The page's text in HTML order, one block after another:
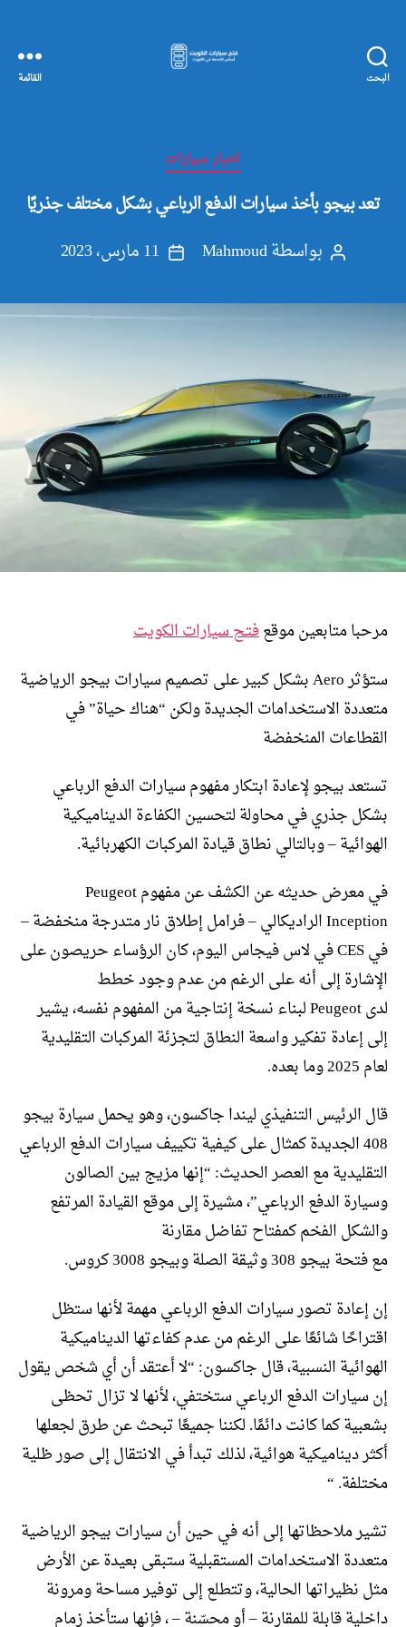
البحث
الكويت
القائمة
التصنيفات
اخبار سيارات
تعد بيجو بأخذ سيارات الدفع الرباعي بشكل مختلف جذريًا
كاتببواسطةMahmoud
تاريخ
11 مارس، 2023
مرحبا متابعين موقعفتح سيارات الكويت
ستؤثر Aero بشكل كبير على تصميم سيارات بيجو الرياضية
متعددة الاستخدامات الجديدة ولكن “هناك حياة” في
القطاعات المنخفضة
تستعد بيجو لإعادة ابتكار مفهوم سيارات الدفع الرباعي
بشكل جذري في محاولة لتحسين الكفاءة الديناميكية
الهوائية – وبالتالي نطاق قيادة المركبات الكهربائية.
في معرض حديثه عن الكشف عن مفهوم Peugeot
Inception الراديكالي – فرامل إطلاق نار متدرجة منخفضة –
في CES في لاس فيجاس اليوم، كان الرؤساء حريصون على
الإشارة إلى أنه على الرغم من عدم وجود خطط
لدى Peugeot لبناء نسخة إنتاجية من المفهوم نفسه، يشير
إلى إعادة تفكير واسعة النطاق لتجزئة المركبات التقليدية
لعام 2025 وما بعده.
قال الرئيس التنفيذي ليندا جاكسون، وهو يحمل سيارة بيجو
408 الجديدة كمثال على كيفية تكييف سيارات الدفع الرباعي
التقليدية مع العصر الحديث: “إنها مزيج بين الصالون
وسيارة الدفع الرباعي”، مشيرة إلى موقع القيادة المرتفع
والشكل الفخم كمفتاح تفاضل مقارنة
مع فتحة بيجو 308 وثيقة الصلة وبيجو 3008 كروس.
إن إعادة تصور سيارات الدفع الرباعي مهمة لأنها ستظل
اقتراحًا شائعًا على الرغم من عدم كفاءتها الديناميكية
الهوائية النسبية، قال جاكسون: “لا أعتقد أن أي شخص يقول
إن سيارات الدفع الرباعي ستختفي، لأنها لا تزال تحظى
بشعبية كما كانت دائمًا. لكننا جميعًا تبحث عن طرق لجعلها
أكثر ديناميكية هوائية، لذلك تبدأ في الانتقال إلى صور ظلية
مختلفة. “
تشير ملاحظاتها إلى أنه في حين أن سيارات بيجو الرياضية
متعددة الاستخدامات المستقبلية ستبقى بعيدة عن الأرض
مثل نظيراتها الحالية، وتتطلع إلى توفير مساحة ومرونة
داخلية قابلة للمقارنة – أو محسّنة – ، فإنها ستأخذ زمام